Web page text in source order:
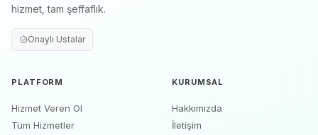
hizmet, tam şeffaflık.
Onaylı Ustalar
PLATFORM
Hizmet Veren Ol
Tüm Hizmetler
KURUMSAL
Hakkımızda
İletişim